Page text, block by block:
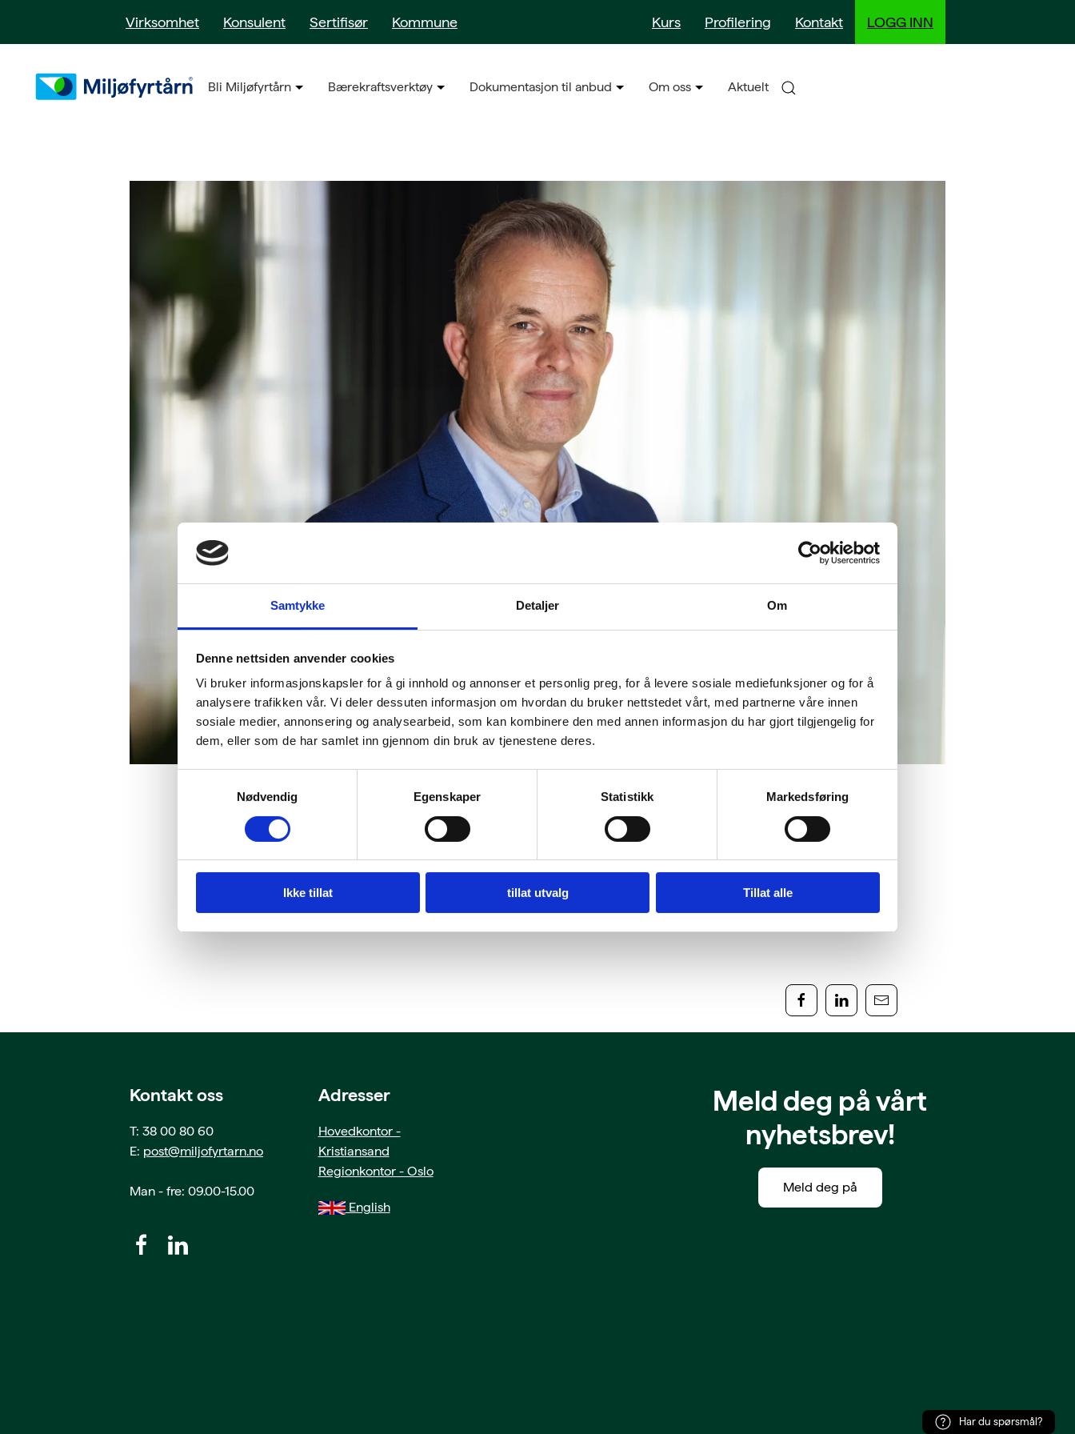
Samtykke Detaljer Om
Denne nettsiden anvender cookies
Vi bruker informasjonskapsler for å gi innhold og annonser et personlig preg, for å levere sosiale mediefunksjoner og for å
analysere trafikken vår. Vi deler dessuten informasjon om hvordan du bruker nettstedet vårt, med partnerne våre innen
sosiale medier, annonsering og analysearbeid, som kan kombinere den med annen informasjon du har gjort tilgjengelig for
dem, eller som de har samlet inn gjennom din bruk av tjenestene deres.
Nødvendig
Egenskaper Statistikk Markedsføring
Ikke tillat tillat utvalg Tillat alle
Virksomhet Konsulent Sertifisør Kommune Kurs Profilering Kontakt LOGG INN
Bli Miljøfyrtårn Bærekraftsverktøy Dokumentasjon til anbud Om oss Aktuelt
9. mai 2025
Knut Bjørgen
Kontakt oss
T: 38 00 80 60
E: post@miljofyrtarn.no
Man - fre: 09.00-15.00
Adresser
Hovedkontor -
Kristiansand
Regionkontor - Oslo
English
Meld deg på vårt
nyhetsbrev!
Meld deg på
Har du spørsmål?